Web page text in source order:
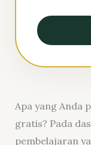
Apa yang Anda
gratis? Pada
pembelajaran